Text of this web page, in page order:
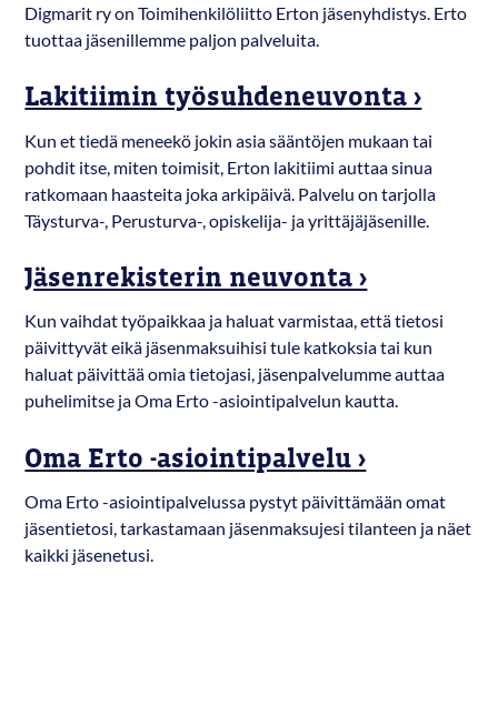
Digmarit ryon Toimihenkilöliitto Erton jäsenyhdistys. Erto
tuottaa jäsenillemme paljon palveluita.
Lakitiimin työsuhdeneuvonta ›
Kun et tiedä meneekö jokin asia sääntöjen mukaan tai
pohdit itse, miten toimisit, Erton lakitiimi auttaa sinua
ratkomaan haasteita joka arkipäivä. Palvelu on tarjolla
Täysturva-, Perusturva-, opiskelija- ja yrittäjäjäsenille.
Jäsenrekisterin neuvonta ›
Kun vaihdat työpaikkaa ja haluat varmistaa, että tietosi
päivittyvät eikä jäsenmaksuihisi tule katkoksia tai kun
haluat päivittää omia tietojasi, jäsenpalvelumme auttaa
puhelimitse ja Oma Erto -asiointipalvelun kautta.
Oma Erto -asiointipalvelu ›
Oma Erto -asiointipalvelussa pystyt päivittämään omat
jäsentietosi, tarkastamaan jäsenmaksujesi tilanteen ja näet
kaikki jäsenetusi.